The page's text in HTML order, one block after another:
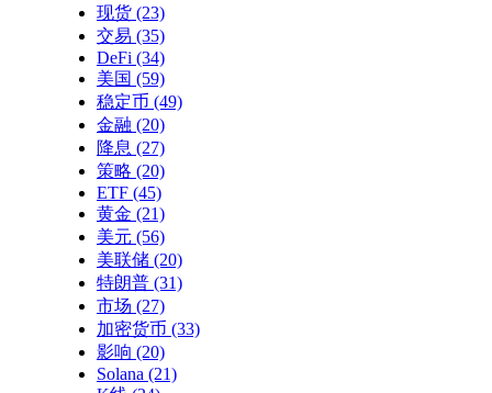
现货 (23)
交易 (35)
DeFi (34)
美国 (59)
稳定币 (49)
金融 (20)
降息 (27)
策略 (20)
ETF (45)
黄金 (21)
美元 (56)
美联储 (20)
特朗普 (31)
市场 (27)
加密货币 (33)
影响 (20)
Solana (21)